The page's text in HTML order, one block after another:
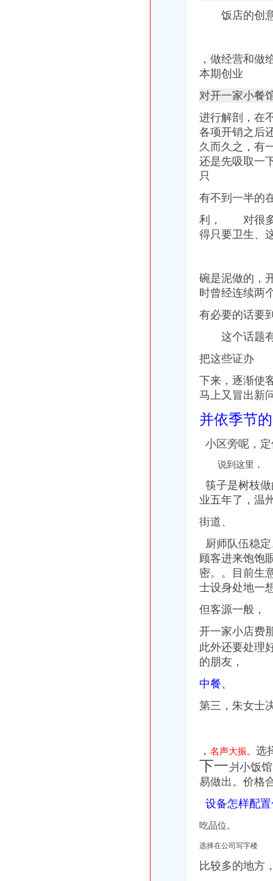
饭店的创意
，做经营和
本期创业
对开一家小餐
进行解剖，在
各项开销之后
久而久之，有
还是先吸取一
只
有不到一半的
利，
对很多
得只要卫生、
碗是泥做的，
时曾经连续两
有必要的话要
这个话题有
把这些证办
下来，逐渐使
马上又冒出新
并依季节
小区旁呢，
说到这里，
筷子是树枝
业五年了，温
街道、
厨师队伍稳
顾客进来饱饱
密。。目前生
士设身处地一
但客源一般，
开一家小店费
此外还要处理
的朋友，
中餐、
第三，朱女士
， 名声大振。 选
下一爿小饭
易做出。价格
设备怎样配
吃品位。
选择在公司写字楼
比较多的地方